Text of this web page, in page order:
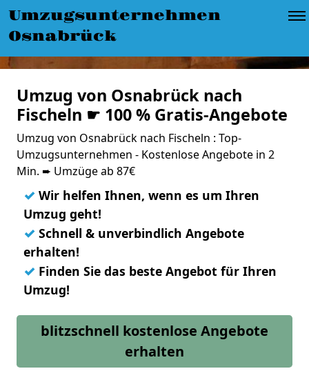
Umzugsunternehmen
Osnabrück
Umzug von Osnabrück nach
Fischeln ☛ 100 % Gratis-Angebote
Umzug von Osnabrück nach Fischeln : Top-
Umzugsunternehmen - Kostenlose Angebote in 2
Min. ➨ Umzüge ab 87€
✓ Wir helfen Ihnen, wenn es um Ihren
Umzug geht!
✓ Schnell & unverbindlich Angebote
erhalten!
✓ Finden Sie das beste Angebot für Ihren
Umzug!
blitzschnell kostenlose Angebote
erhalten